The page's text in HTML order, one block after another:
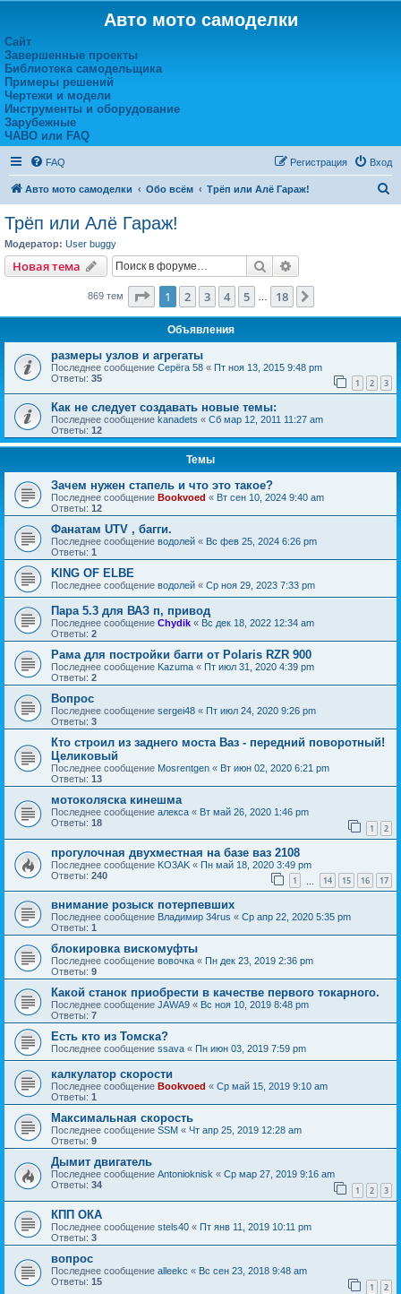
Авто мото самоделки
Сайт
Завершенные проекты
Библиотека самодельщика
Примеры решений
Чертежи и модели
Инструменты и оборудование
Зарубежные
ЧАВО или FAQ
FAQ Вход
Регистрация
Авто мото самоделки Обо всём Трёп или Алё Гараж!
Трёп или Алё Гараж!
Модератор: User buggy
Новая тема Поиск
869 тем Страница из 18
1 2 3 4 5 18
Объявления
размеры узлов и агрегаты
Последнее сообщение Серёга 58 « Пт ноя 13, 2015 9:48 pm
Ответы: 35 1 2 3
Как не следует создавать новые темы:
Последнее сообщение kanadets « Сб мар 12, 2011 11:27 am
Ответы: 12
Темы
Зачем нужен стапель и что это такое?
Последнее сообщение Bookvoed « Вт сен 10, 2024 9:40 am
Ответы: 12
Фанатам UTV , багги.
Последнее сообщение водолей « Вс фев 25, 2024 6:26 pm
Ответы: 1
KING OF ELBE
Последнее сообщение водолей « Ср ноя 29, 2023 7:33 pm
Пара 5.3 для ВАЗ п, привод
Последнее сообщение Chydik « Вс дек 18, 2022 12:34 am
Ответы: 2
Рама для постройки багги от Polaris RZR 900
Последнее сообщение Kazuma « Пт июл 31, 2020 4:39 pm
Ответы: 2
Вопрос
Последнее сообщение sergei48 « Пт июл 24, 2020 9:26 pm
Ответы: 3
Кто строил из заднего моста Ваз - передний поворотный!
Целиковый
Последнее сообщение Mosrentgen « Вт июн 02, 2020 6:21 pm
Ответы: 13
мотоколяска кинешма
Последнее сообщение алекса « Вт май 26, 2020 1:46 pm
Ответы: 18 1 2
прогулочная двухместная на базе ваз 2108
Последнее сообщение KO3AK « Пн май 18, 2020 3:49 pm
Ответы: 240 1 14 15 16 17
внимание розыск потерпевших
Последнее сообщение Владимир 34rus « Ср апр 22, 2020 5:35 pm
Ответы: 1
блокировка вискомуфты
Последнее сообщение вовочка « Пн дек 23, 2019 2:36 pm
Ответы: 9
Какой станок приобрести в качестве первого токарного.
Последнее сообщение JAWA9 « Вс ноя 10, 2019 8:48 pm
Ответы: 7
Есть кто из Томска?
Последнее сообщение ssava « Пн июн 03, 2019 7:59 pm
калкулатор скорости
Последнее сообщение Bookvoed « Ср май 15, 2019 9:10 am
Ответы: 1
Максимальная скорость
Последнее сообщение SSM « Чт апр 25, 2019 12:28 am
Ответы: 9
Дымит двигатель
Последнее сообщение Antonioknisk « Ср мар 27, 2019 9:16 am
Ответы: 34 1 2 3
КПП ОКА
Последнее сообщение stels40 « Пт янв 11, 2019 10:11 pm
Ответы: 3
вопрос
Последнее сообщение alleekc « Вс сен 23, 2018 9:48 am
Ответы: 15 1 2